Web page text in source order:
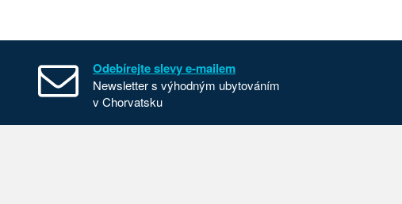
Odebírejte slevy e-mailem
Newsletter s výhodným ubytováním
v Chorvatsku